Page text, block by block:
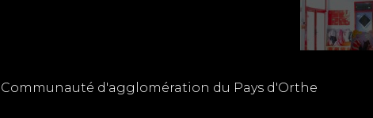
Communauté d'agglomération du Pays d'Orthe